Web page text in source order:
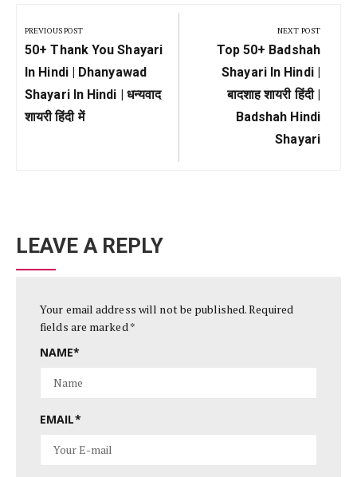
navigation
PREVIOUS POST
Previous
Post:
50+ Thank You Shayari
In Hindi | Dhanyawad
Shayari In Hindi | धन्यवाद
शायरी हिंदी में
NEXT POST
Next
Post:
Top 50+ Badshah
Shayari In Hindi |
बादशाह शायरी हिंदी |
Badshah Hindi
Shayari
LEAVE A REPLY
Your email address will not be published.Required
fields are marked *
NAME*
EMAIL*